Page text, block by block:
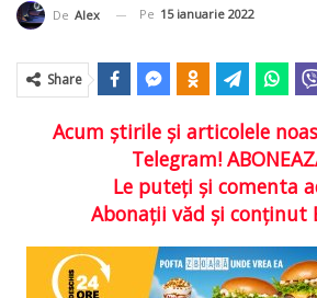
De Alex Pe 15 ianuarie 2022
Share
Acum ştirile şi articolele
Telegram!
Le puteţi şi comenta
Abonaţii văd şi conţinut